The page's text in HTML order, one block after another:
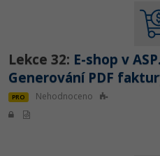
Lekce 32: E-shop v
Generování PDF
PRO Nehodnoceno